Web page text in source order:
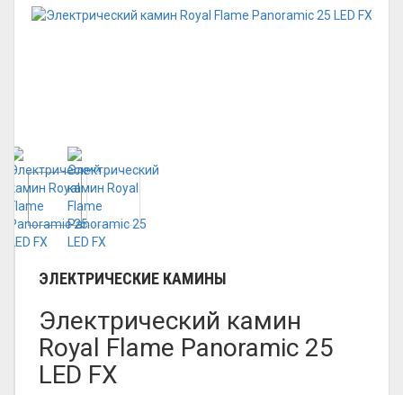
ЭЛЕКТРИЧЕСКИЕ КАМИНЫ
Электрический камин
Royal Flame Panoramic 25
LED FX